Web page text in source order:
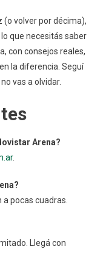
(o volver por décima),
que necesitás saber
con consejos reales,
la diferencia. Seguí
vas a olvidar.
Arena?
.
a pocas cuadras.
Llegá con